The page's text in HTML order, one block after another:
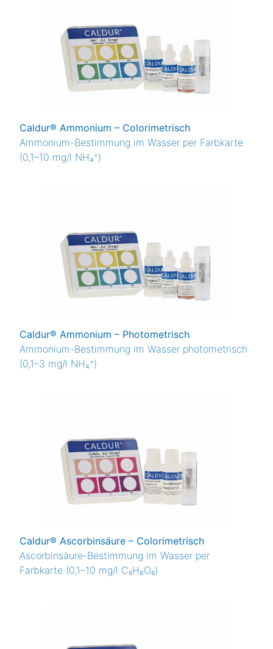
Sulfid
Methodik
Grenzwertmethode
Photometrische Methode
Scientific
Caldur® Ammonium – Colorimetrisch
Ammonium-Bestimmung im Wasser per Farbkarte
(0,1–10 mg/l NH₄⁺)
Caldur® Ammonium – Photometrisch
Ammonium-Bestimmung im Wasser photometrisch
(0,1–3 mg/l NH₄⁺)
Caldur® Ascorbinsäure – Colorimetrisch
Ascorbinsäure-Bestimmung im Wasser per
Farbkarte (0,1–10 mg/l C₆H₈O₆)